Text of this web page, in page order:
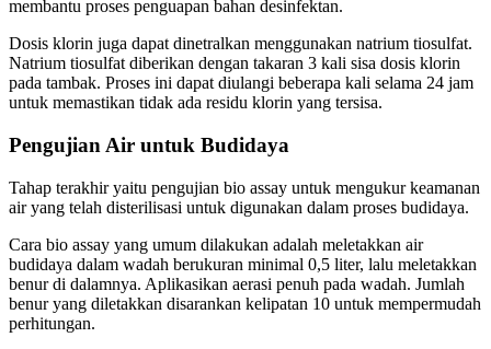
membantu proses penguapan bahan desinfektan.
Dosis klorin juga dapat dinetralkan menggunakan natrium tiosulfat.
Natrium tiosulfat diberikan dengan takaran 3 kali sisa dosis klorin
pada tambak. Proses ini dapat diulangi beberapa kali selama 24 jam
untuk memastikan tidak ada residu klorin yang tersisa.
Pengujian Air untuk Budidaya
Tahap terakhir yaitu pengujian bio assay untuk mengukur keamanan
air yang telah disterilisasi untuk digunakan dalam proses budidaya.
Cara bio assay yang umum dilakukan adalah meletakkan air
budidaya dalam wadah berukuran minimal 0,5 liter, lalu meletakkan
benur di dalamnya. Aplikasikan aerasi penuh pada wadah. Jumlah
benur yang diletakkan disarankan kelipatan 10 untuk mempermudah
perhitungan.